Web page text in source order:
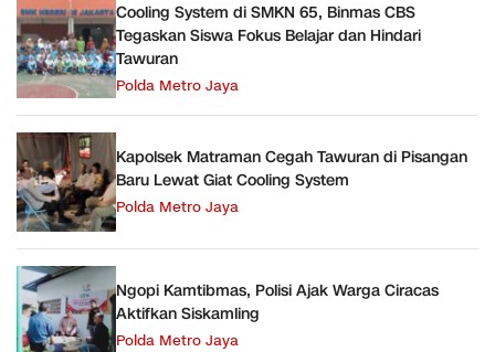
Cooling System di SMKN 65, Binmas CBS
Tegaskan Siswa Fokus Belajar dan Hindari
Tawuran
Polda Metro Jaya
Kapolsek Matraman Cegah Tawuran di Pisangan
Baru Lewat Giat Cooling System
Polda Metro Jaya
Ngopi Kamtibmas, Polisi Ajak Warga Ciracas
Aktifkan Siskamling
Polda Metro Jaya